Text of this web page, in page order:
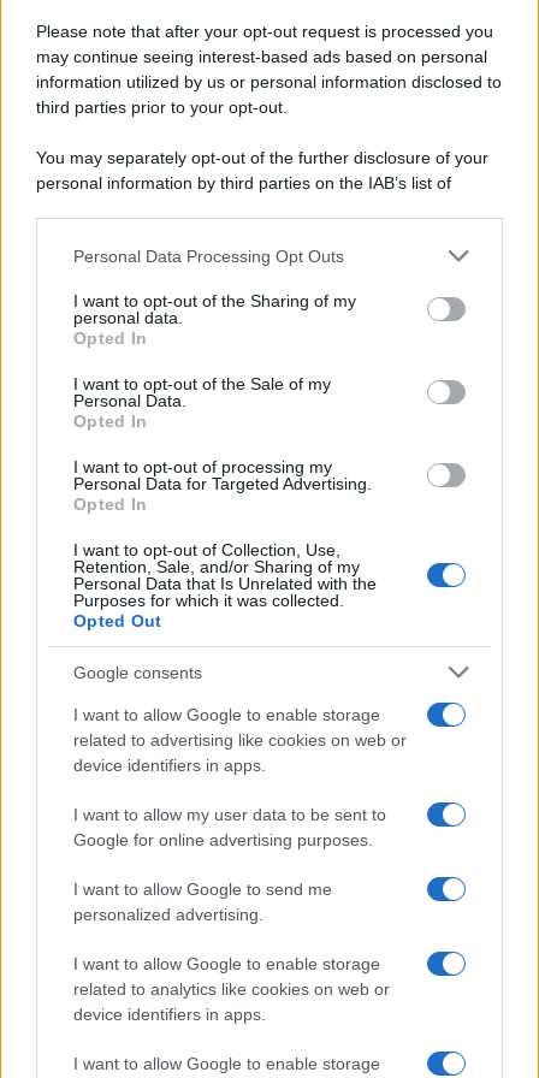
Please note that after your opt-out request is processed you
may continue seeing interest-based ads based on personal
information utilized by us or personal information disclosed to
third parties prior to your opt-out.
You may separately opt-out of the further disclosure of your
personal information by third parties on the IAB’s list of
This information may also be disclosed by us to third parties
disclose it to other third parties.
Please note that this website/app uses one or more Google
services and may gather and store information including but
not limited to your visit or usage behaviour. You may click to
grant or deny consent to Google and its third-party tags to
consent section.
Personal Data Processing Opt Outs
I want to opt-out of the Sharing of my
personal data.
Opted In
I want to opt-out of the Sale of my
Personal Data.
Opted In
I want to opt-out of processing my
Personal Data for Targeted Advertising.
Opted In
I want to opt-out of Collection, Use,
Retention, Sale, and/or Sharing of my
Personal Data that Is Unrelated with the
Purposes for which it was collected.
Opted Out
Google consents
I want to allow Google to enable storage
related to advertising like cookies on web or
device identifiers in apps.
I want to allow my user data to be sent to
Google for online advertising purposes.
I want to allow Google to send me
personalized advertising.
I want to allow Google to enable storage
related to analytics like cookies on web or
device identifiers in apps.
I want to allow Google to enable storage
Scoop Mag
Lgbtqia News
Motors Magazine 365
Home Magazine 365
Cineverse Magazine
InvestirMag
Germania
Investieren24
UK
News Hub UK
Lgbtq News
Investeren 24